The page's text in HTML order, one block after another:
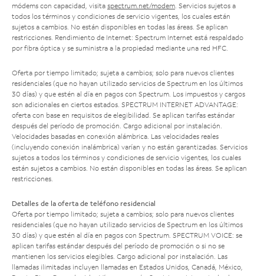
módems con capacidad, visita spectrum.net/modem . Servicios sujetos a
todos los términos y condiciones de servicio vigentes, los cuales están
sujetos a cambios. No están disponibles en todas las áreas. Se aplican
restricciones. Rendimiento de Internet: Spectrum Internet está respaldado
por fibra óptica y se suministra a la propiedad mediante una red HFC.
Oferta por tiempo limitado; sujeta a cambios; solo para nuevos clientes
residenciales (que no hayan utilizado servicios de Spectrum en los últimos
30 días) y que estén al día en pagos con Spectrum. Los impuestos y cargos
son adicionales en ciertos estados. SPECTRUM INTERNET ADVANTAGE:
oferta con base en requisitos de elegibilidad. Se aplican tarifas estándar
después del período de promoción. Cargo adicional por instalación.
Velocidades basadas en conexión alámbrica. Las velocidades reales
(incluyendo conexión inalámbrica) varían y no están garantizadas. Servicios
sujetos a todos los términos y condiciones de servicio vigentes, los cuales
están sujetos a cambios. No están disponibles en todas las áreas. Se aplican
restricciones.
Detalles de la oferta de teléfono residencial
Oferta por tiempo limitado; sujeta a cambios; solo para nuevos clientes
residenciales (que no hayan utilizado servicios de Spectrum en los últimos
30 días) y que estén al día en pagos con Spectrum. SPECTRUM VOICE: se
aplican tarifas estándar después del período de promoción o si no se
mantienen los servicios elegibles. Cargo adicional por instalación. Las
llamadas ilimitadas incluyen llamadas en Estados Unidos, Canadá, México,